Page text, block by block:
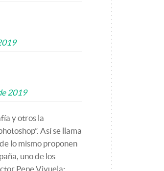
2019
y otros la
Así se llama
lo mismo proponen
uno de los
Pepe Viyuela: